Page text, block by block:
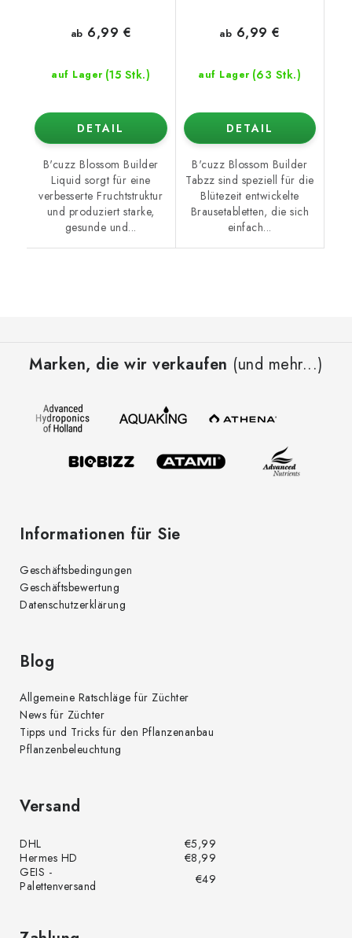
auf Lager (15 Stk.)
ab 6,99 €
DETAIL
B'cuzz Blossom Builder
Liquid sorgt für eine
verbesserte Fruchtstruktur
und produziert starke,
gesunde und...
auf Lager (63 Stk.)
ab 6,99 €
DETAIL
B'cuzz Blossom Builder
Tabzz sind speziell für die
Blütezeit entwickelte
Brausetabletten, die sich
einfach...
Marken, die wir verkaufen (und mehr...)
Informationen für Sie
Geschäftsbedingungen
Geschäftsbewertung
Datenschutzerklärung
Blog
Allgemeine Ratschläge für Züchter
News für Züchter
Tipps und Tricks für den Pflanzenanbau
Pflanzenbeleuchtung
Versand
DHL
€5,99
Hermes HD
€8,99
GEIS -
Palettenversand
€49